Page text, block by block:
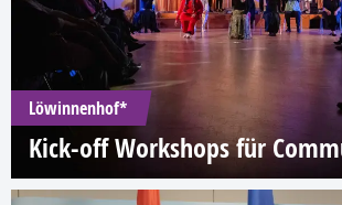
Löwinnenhof*
Kick-off Workshops für